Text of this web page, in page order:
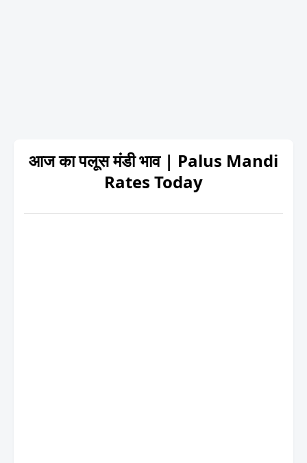
आज का पलूस मंडी भाव | Palus Mandi
Rates Today